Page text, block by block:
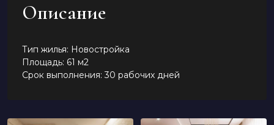
Описание
Тип жилья: Новостройка
Площадь: 61 м2
Срок выполнения: 30 рабочих дней